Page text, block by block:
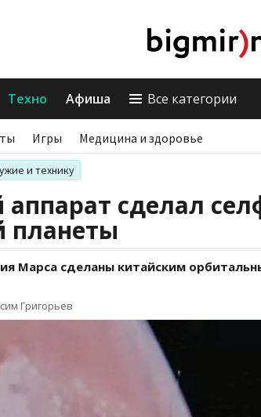
Техно Афиша Все категории
Игры Медицина и здоровье
и технику
сделал
планеты
Марса сделаны китайским
Григорьев